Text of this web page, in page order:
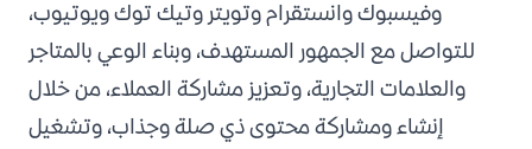
وفيسبوك وانستقرام وتويتر وتيك توك ويوتيوب،
للتواصل مع الجمهور المستهدف، وبناء الوعي بالمتاجر
والعلامات التجارية، وتعزيز مشاركة العملاء، من خلال
إنشاء ومشاركة محتوى ذي صلة وجذاب، وتشغيل